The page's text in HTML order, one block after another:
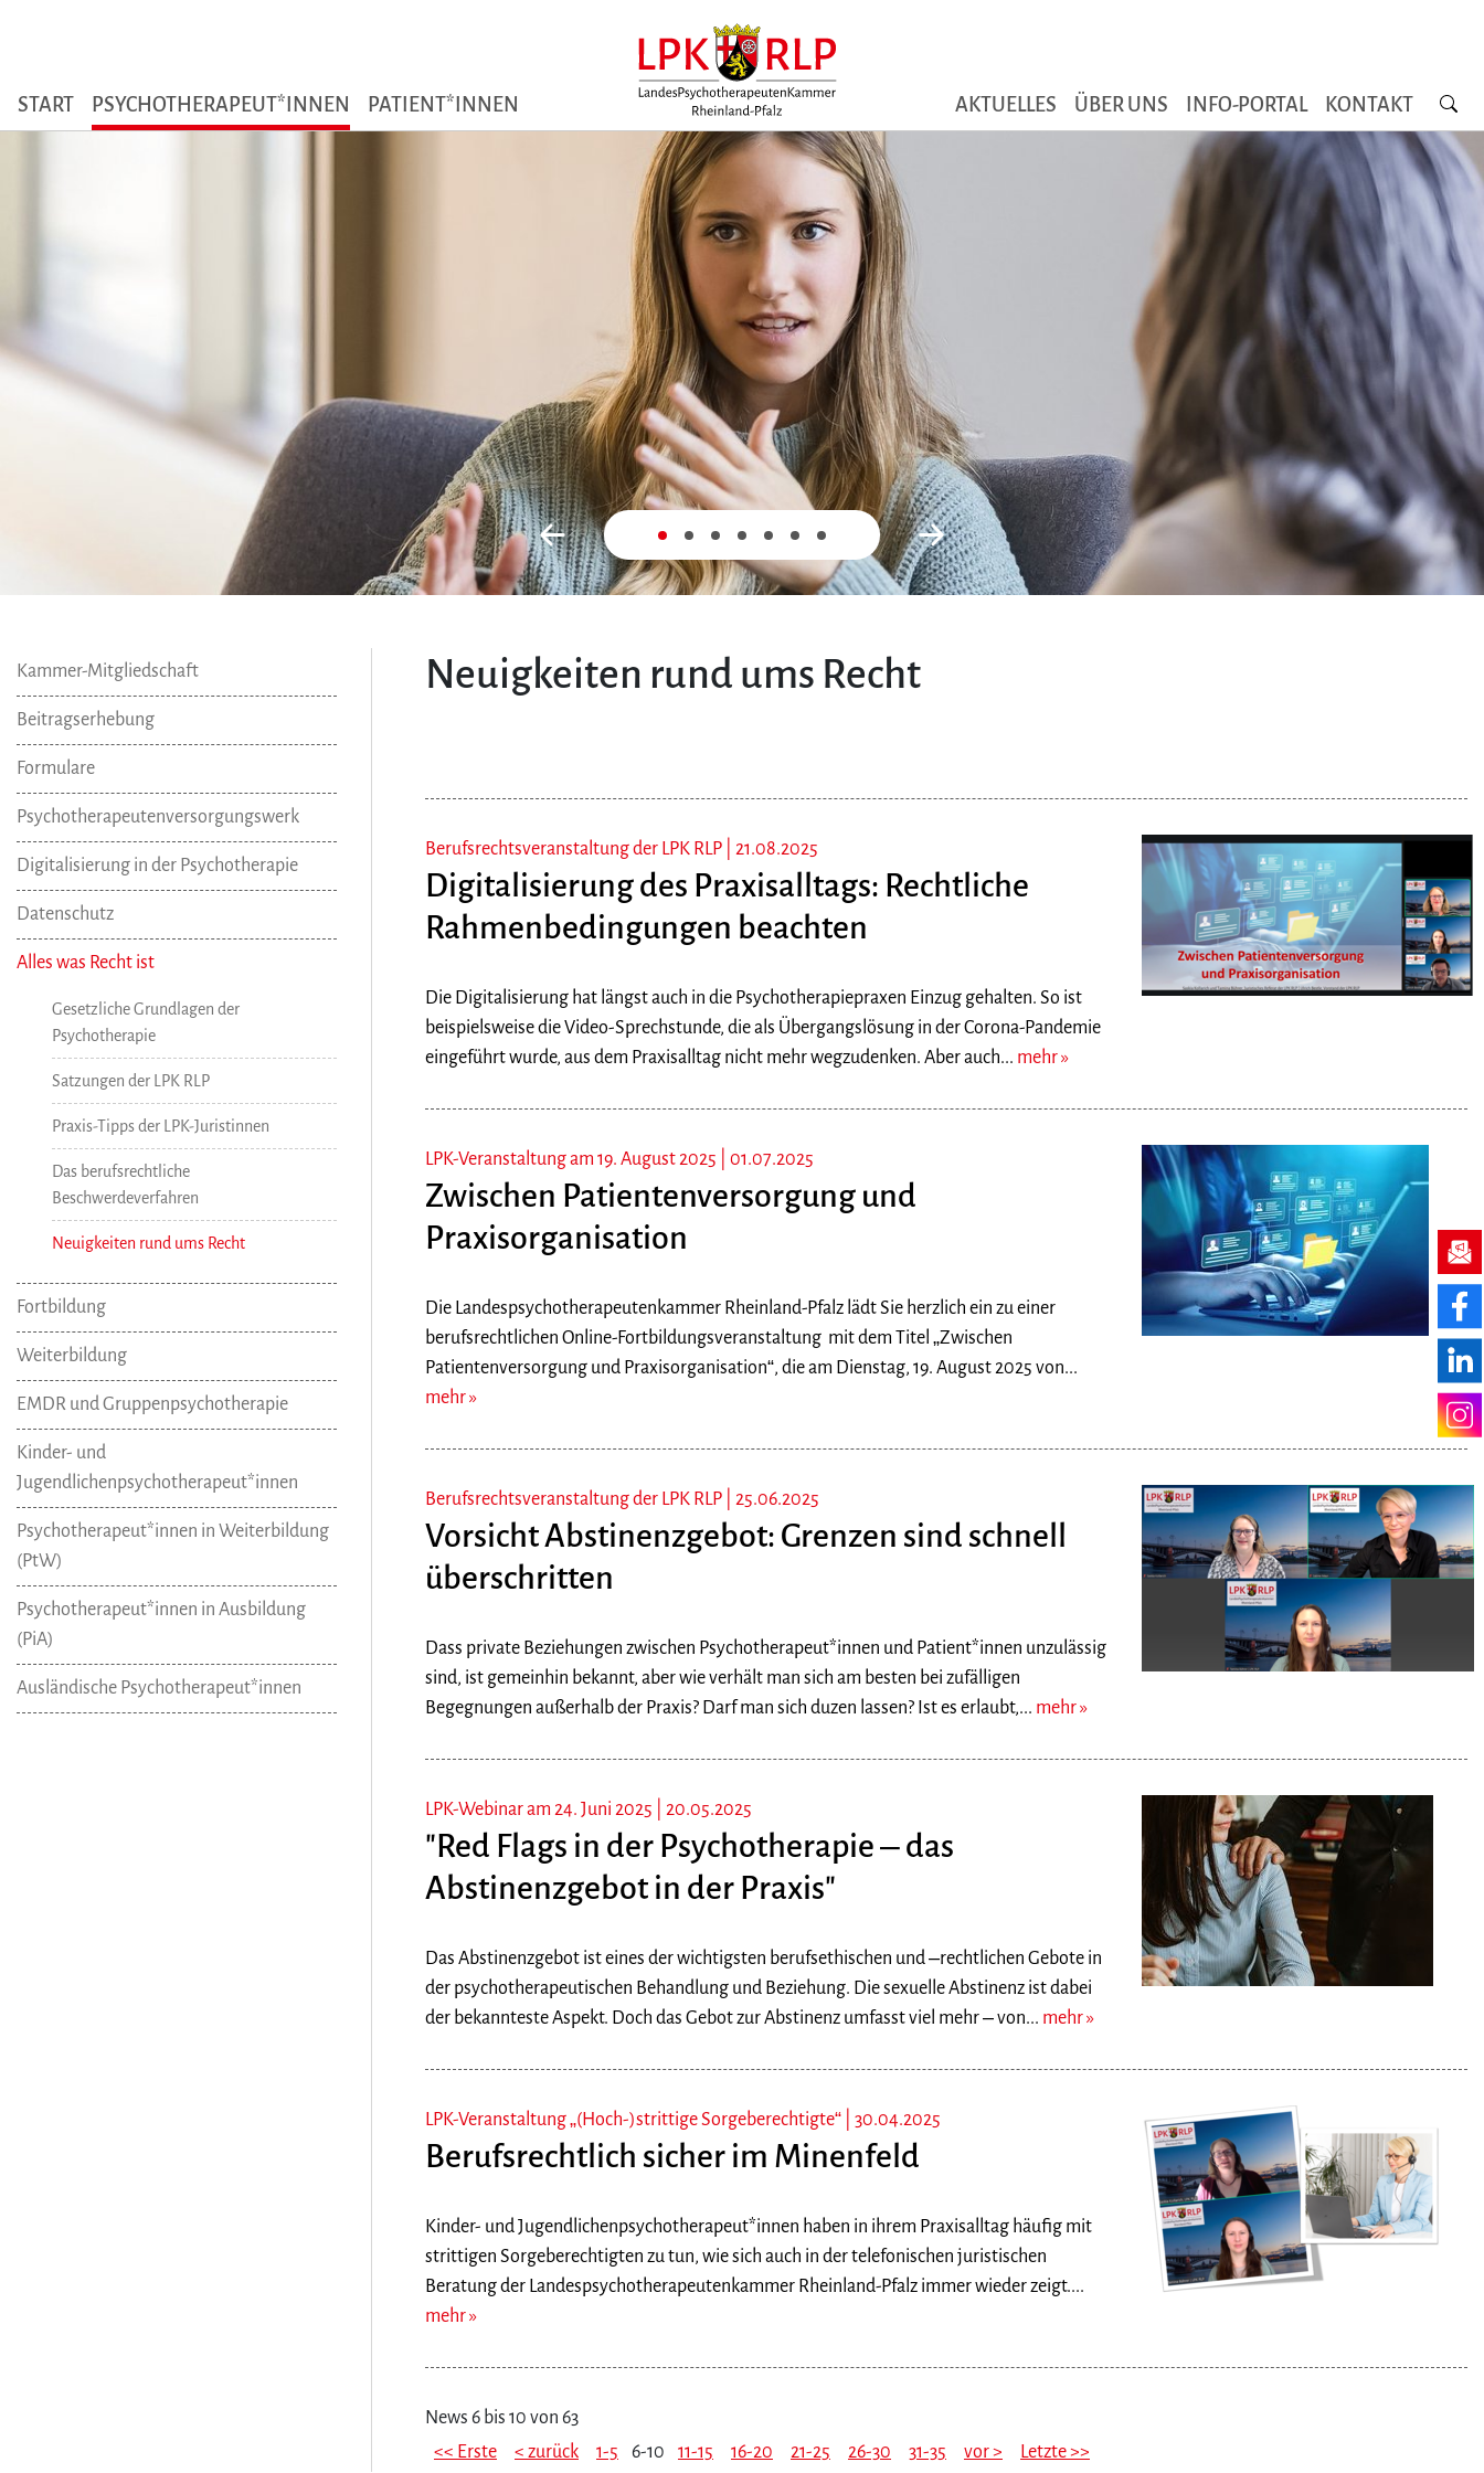
START PSYCHOTHERAPEUT*INNEN PATIENT*INNEN AKTUELLES ÜBER UNS INFO-PORTAL KONTAKT
Zurück Next
Kammer-Mitgliedschaft
Beitragserhebung
Formulare
Psychotherapeutenversorgungswerk
Digitalisierung in der Psychotherapie
Datenschutz
Alles was Recht ist
Gesetzliche Grundlagen der
Psychotherapie
Satzungen der LPK RLP
Praxis-Tipps der LPK-Juristinnen
Das berufsrechtliche
Beschwerdeverfahren
Neuigkeiten rund ums Recht
Fortbildung
Weiterbildung
EMDR und Gruppenpsychotherapie
Kinder- und
Jugendlichenpsychotherapeut*innen
Psychotherapeut*innen in Weiterbildung
(PtW)
Psychotherapeut*innen in Ausbildung
(PiA)
Ausländische Psychotherapeut*innen
Neuigkeiten rund ums Recht
Berufsrechtsveranstaltung der LPK RLP | 21.08.2025
Digitalisierung des Praxisalltags: Rechtliche
Rahmenbedingungen beachten
Die Digitalisierung hat längst auch in die Psychotherapiepraxen Einzug gehalten. So ist
beispielsweise die Video-Sprechstunde, die als Übergangslösung in der Corona-Pandemie
eingeführt wurde, aus dem Praxisalltag nicht mehr wegzudenken. Aber auch... mehr
LPK-Veranstaltung am 19. August 2025 | 01.07.2025
Zwischen Patientenversorgung und
Praxisorganisation
Die Landespsychotherapeutenkammer Rheinland-Pfalz lädt Sie herzlich ein zu einer
berufsrechtlichen Online-Fortbildungsveranstaltung mit dem Titel „Zwischen
Patientenversorgung und Praxisorganisation“, die am Dienstag, 19. August 2025 von...
mehr
Berufsrechtsveranstaltung der LPK RLP | 25.06.2025
Vorsicht Abstinenzgebot: Grenzen sind schnell
überschritten
Dass private Beziehungen zwischen Psychotherapeut*innen und Patient*innen unzulässig
sind, ist gemeinhin bekannt, aber wie verhält man sich am besten bei zufälligen
Begegnungen außerhalb der Praxis? Darf man sich duzen lassen? Ist es erlaubt,... mehr
LPK-Webinar am 24. Juni 2025 | 20.05.2025
"Red Flags in der Psychotherapie – das
Abstinenzgebot in der Praxis"
Das Abstinenzgebot ist eines der wichtigsten berufsethischen und –rechtlichen Gebote in
der psychotherapeutischen Behandlung und Beziehung. Die sexuelle Abstinenz ist dabei
der bekannteste Aspekt. Doch das Gebot zur Abstinenz umfasst viel mehr – von... mehr
LPK-Veranstaltung „(Hoch-)strittige Sorgeberechtigte“ | 30.04.2025
Berufsrechtlich sicher im Minenfeld
Kinder- und Jugendlichenpsychotherapeut*innen haben in ihrem Praxisalltag häufig mit
strittigen Sorgeberechtigten zu tun, wie sich auch in der telefonischen juristischen
Beratung der Landespsychotherapeutenkammer Rheinland-Pfalz immer wieder zeigt....
mehr
News 6 bis 10 von 63
<< Erste
< zurück 1-5 6-10 11-15 16-20 21-25 26-30 31-35 vor > Letzte >>